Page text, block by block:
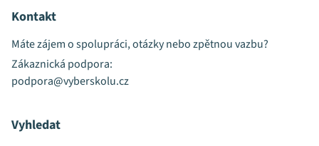
Kontakt
Máte zájem o spolupráci, otázky nebo zpětnou vazbu?
Zákaznická podpora:
podpora@vyberskolu.cz
Vyhledat